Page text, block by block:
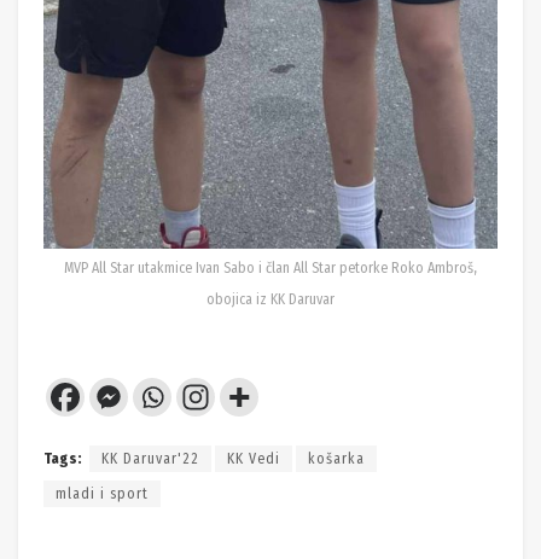
MVP All Star utakmice Ivan Sabo i član All Star petorke Roko Ambroš,
obojica iz KK Daruvar
Tags: KK Daruvar'22 KK Vedi košarka
mladi i sport